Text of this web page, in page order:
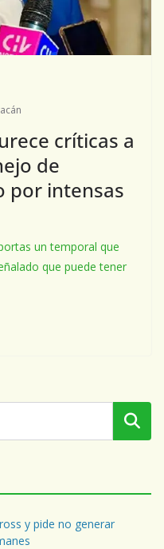
críticas a
de
por intensas
un temporal que
que puede tener
Buscar
y pide no generar